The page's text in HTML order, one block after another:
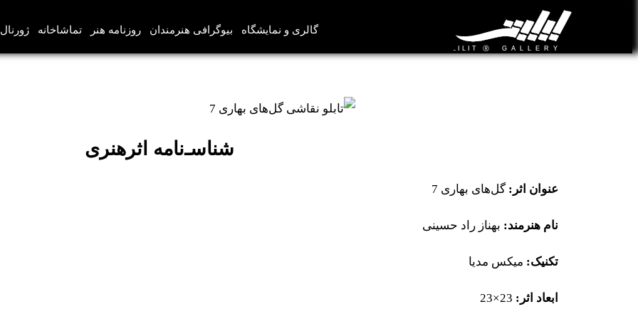
گالری و نمایشگاه بیوگرافی هنرمندان روزنامه هنر تماشاخانه
شناسـ‌نامه اثرهنری
عنوان اثر: گل‌های بهاری 7
نام هنرمند: بهناز راد حسینی
تکنیک: میکس مدیا
ابعاد اثر: 23×23